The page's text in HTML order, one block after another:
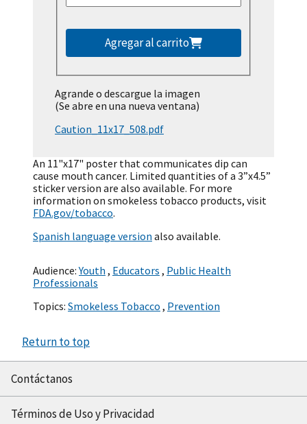
Agregar al carrito
Agrande o descargue la imagen
(Se abre en una nueva ventana)
Caution_11x17_508.pdf
An 11"x17" poster that communicates dip can
cause mouth cancer. Limited quantities of a 3”x4.5”
sticker version are also available. For more
information on smokeless tobacco products, visit
FDA.gov/tobacco.
Spanish language version also available.
Audience:Youth , Educators , Public Health
Professionals
Topics: Smokeless Tobacco , Prevention
Return to top
Contáctanos
Términos de Uso y Privacidad